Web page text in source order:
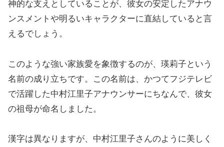
神的な支えとしていることが、彼女の安定したアナウ
ンスメントや明るいキャラクターに直結していると言
えるでしょう。
このような強い家族愛を象徴するのが、瑛莉子という
名前の成り立ちです。この名前は、かつてフジテレビ
で活躍した中村江里子アナウンサーにちなんで、彼女
の祖母が命名しました。
漢字は異なりますが、中村江里子さんのように美しく